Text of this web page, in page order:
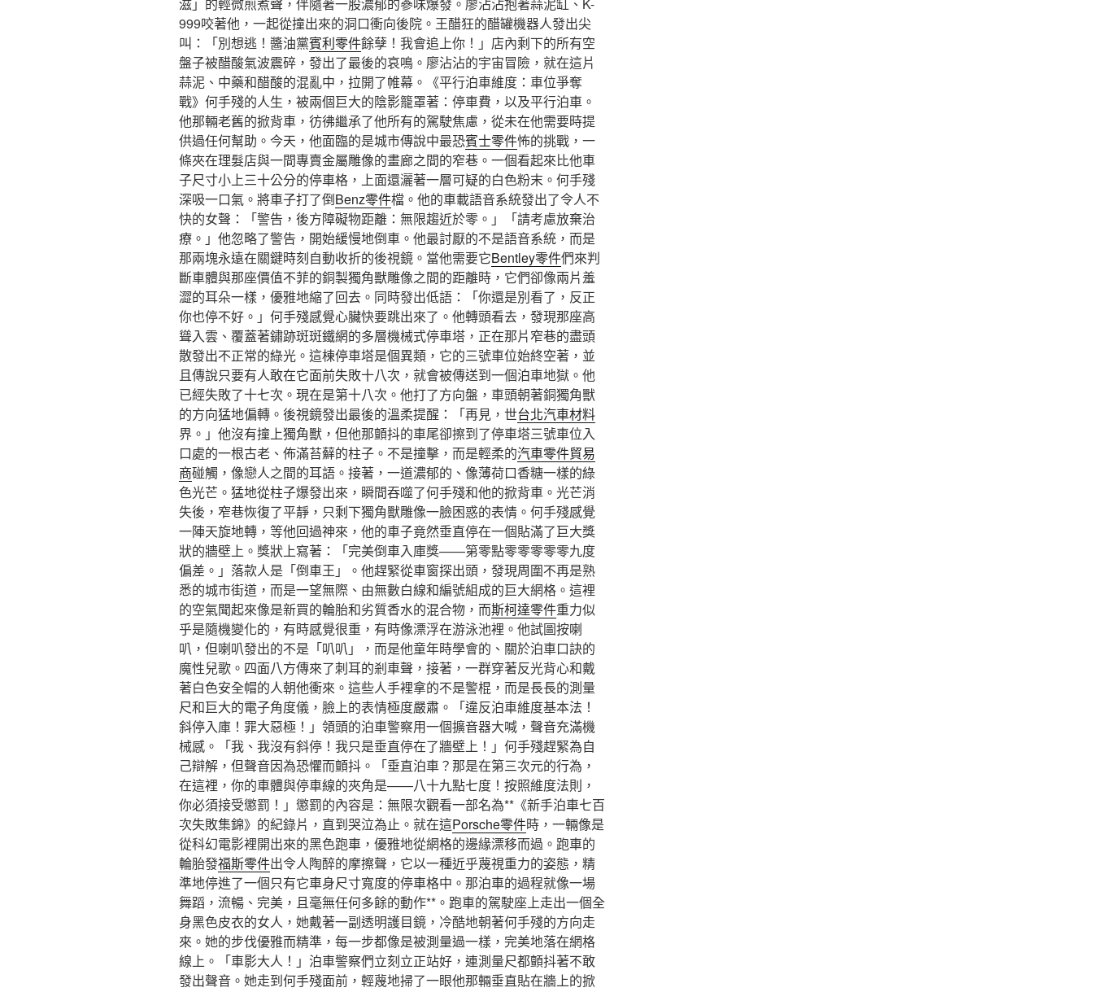
滋」的輕微煎煮聲，伴隨著一股濃郁的蔘味爆發。廖沾沾抱著蒜泥缸、K-
999咬著他，一起從撞出來的洞口衝向後院。王醋狂的醋罐機器人發出尖
叫：「別想逃！醬油黨賓利零件餘孽！我會追上你！」店內剩下的所有空
盤子被醋酸氣波震碎，發出了最後的哀鳴。廖沾沾的宇宙冒險，就在這片
蒜泥、中藥和醋酸的混亂中，拉開了帷幕。《平行泊車維度：車位爭奪
戰》何手殘的人生，被兩個巨大的陰影籠罩著：停車費，以及平行泊車。
他那輛老舊的掀背車，彷彿繼承了他所有的駕駛焦慮，從未在他需要時提
供過任何幫助。今天，他面臨的是城市傳說中最恐賓士零件怖的挑戰，一
條夾在理髮店與一間專賣金屬雕像的畫廊之間的窄巷。一個看起來比他車
子尺寸小上三十公分的停車格，上面還灑著一層可疑的白色粉末。何手殘
深吸一口氣。將車子打了倒Benz零件檔。他的車載語音系統發出了令人不
快的女聲：「警告，後方障礙物距離：無限趨近於零。」「請考慮放棄治
療。」他忽略了警告，開始緩慢地倒車。他最討厭的不是語音系統，而是
那兩塊永遠在關鍵時刻自動收折的後視鏡。當他需要它Bentley零件們來判
斷車體與那座價值不菲的銅製獨角獸雕像之間的距離時，它們卻像兩片羞
澀的耳朵一樣，優雅地縮了回去。同時發出低語：「你還是別看了，反正
你也停不好。」何手殘感覺心臟快要跳出來了。他轉頭看去，發現那座高
聳入雲、覆蓋著鏽跡斑斑鐵網的多層機械式停車塔，正在那片窄巷的盡頭
散發出不正常的綠光。這棟停車塔是個異類，它的三號車位始終空著，並
且傳說只要有人敢在它面前失敗十八次，就會被傳送到一個泊車地獄。他
已經失敗了十七次。現在是第十八次。他打了方向盤，車頭朝著銅獨角獸
的方向猛地偏轉。後視鏡發出最後的溫柔提醒：「再見，世台北汽車材料
界。」他沒有撞上獨角獸，但他那顫抖的車尾卻擦到了停車塔三號車位入
口處的一根古老、佈滿苔蘚的柱子。不是撞擊，而是輕柔的汽車零件貿易
商碰觸，像戀人之間的耳語。接著，一道濃郁的、像薄荷口香糖一樣的綠
色光芒。猛地從柱子爆發出來，瞬間吞噬了何手殘和他的掀背車。光芒消
失後，窄巷恢復了平靜，只剩下獨角獸雕像一臉困惑的表情。何手殘感覺
一陣天旋地轉，等他回過神來，他的車子竟然垂直停在一個貼滿了巨大獎
狀的牆壁上。獎狀上寫著：「完美倒車入庫獎——第零點零零零零零九度
偏差。」落款人是「倒車王」。他趕緊從車窗探出頭，發現周圍不再是熟
悉的城市街道，而是一望無際、由無數白線和編號組成的巨大網格。這裡
的空氣聞起來像是新買的輪胎和劣質香水的混合物，而斯柯達零件重力似
乎是隨機變化的，有時感覺很重，有時像漂浮在游泳池裡。他試圖按喇
叭，但喇叭發出的不是「叭叭」，而是他童年時學會的、關於泊車口訣的
魔性兒歌。四面八方傳來了刺耳的剎車聲，接著，一群穿著反光背心和戴
著白色安全帽的人朝他衝來。這些人手裡拿的不是警棍，而是長長的測量
尺和巨大的電子角度儀，臉上的表情極度嚴肅。「違反泊車維度基本法！
斜停入庫！罪大惡極！」領頭的泊車警察用一個擴音器大喊，聲音充滿機
械感。「我、我沒有斜停！我只是垂直停在了牆壁上！」何手殘趕緊為自
己辯解，但聲音因為恐懼而顫抖。「垂直泊車？那是在第三次元的行為，
在這裡，你的車體與停車線的夾角是——八十九點七度！按照維度法則，
你必須接受懲罰！」懲罰的內容是：無限次觀看一部名為**《新手泊車七百
次失敗集錦》的紀錄片，直到哭泣為止。就在這Porsche零件時，一輛像是
從科幻電影裡開出來的黑色跑車，優雅地從網格的邊緣漂移而過。跑車的
輪胎發福斯零件出令人陶醉的摩擦聲，它以一種近乎蔑視重力的姿態，精
準地停進了一個只有它車身尺寸寬度的停車格中。那泊車的過程就像一場
舞蹈，流暢、完美，且毫無任何多餘的動作**。跑車的駕駛座上走出一個全
身黑色皮衣的女人，她戴著一副透明護目鏡，冷酷地朝著何手殘的方向走
來。她的步伐優雅而精準，每一步都像是被測量過一樣，完美地落在網格
線上。「車影大人！」泊車警察們立刻立正站好，連測量尺都顫抖著不敢
發出聲音。她走到何手殘面前，輕蔑地掃了一眼他那輛垂直貼在牆上的掀